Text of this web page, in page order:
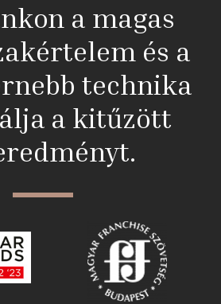
a magas
és a
technika
a kitűzött